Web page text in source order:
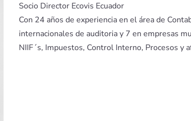
Socio Director Ecovis Ecuador
Con 24 años de experiencia en el área de
internacionales de auditoria y 7 en empresas
NIIF´s, Impuestos, Control Interno, Procesos y